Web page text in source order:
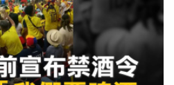
曝光李鐵在執教武漢組隊的時候
了下一步可能會有健力寶系的球
接點名了李鐵的助教鄭斌、馬爾
羽、李瑋峰、郝偉等人。如果冉